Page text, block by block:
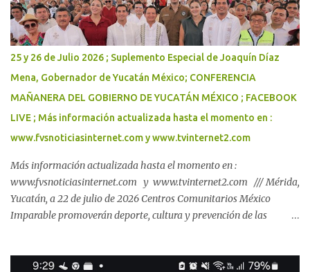
escolar con las herramientas necesarias para su aprendizaje._
Con una inversión total cercana a 184 millones de pesos, el
Gobernador Joaquín Díaz Mena inició la distribución de paquetes
escolares del programa Bienestar en tu Escuela, que beneficiará a
264 mil 349 alumnas y alumnos de primarias y secundarias
públicas, así como a sus familias. Este esquema respalda la
economía de ...
25 y 26 de Julio 2026 ; Suplemento Especial de Joaquín Díaz
Mena, Gobernador de Yucatán México; CONFERENCIA
MAÑANERA DEL GOBIERNO DE YUCATÁN MÉXICO ; FACEBOOK
LIVE ; Más información actualizada hasta el momento en :
www.fvsnoticiasinternet.com y www.tvinternet2.com
Más información actualizada hasta el momento en :
www.fvsnoticiasinternet.com y www.tvinternet2.com /// Mérida,
Yucatán, a 22 de julio de 2026 Centros Comunitarios México
Imparable promoverán deporte, cultura y prevención de las
Seguridad y Protección Ciudadana del Gobierno de México, Miguel